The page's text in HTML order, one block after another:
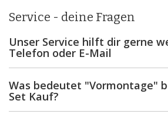
Inhalt
Service - deine Fragen
Unser Service hilft dir gerne
Telefon oder E-Mail
Was bedeutet "Vormontage"
Set Kauf?